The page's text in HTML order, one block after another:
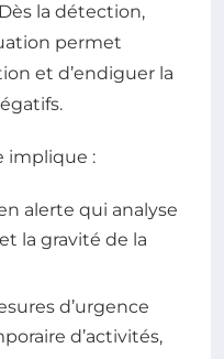
la détection,
permet
et d’endiguer la
implique :
alerte qui analyse
la gravité de la
d’urgence
d’activités,